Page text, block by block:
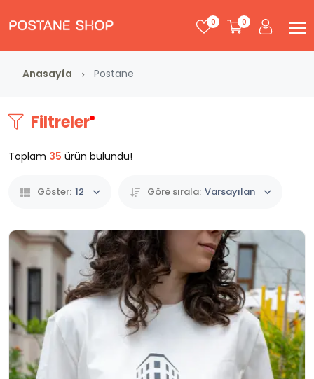
0 0
Anasayfa Postane
Filtreler
Toplam 35 ürün bulundu!
Göster: 12 Göre sırala: Varsayılan